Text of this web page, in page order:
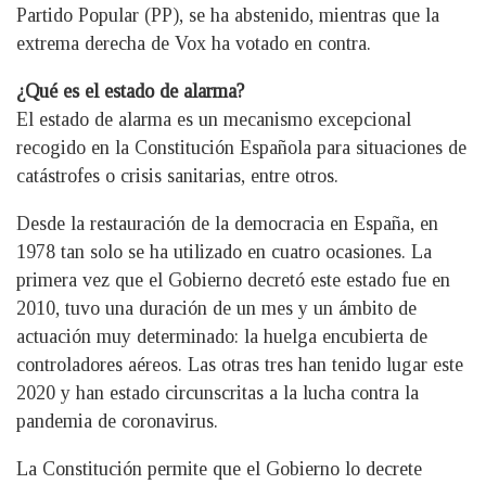
Partido Popular (PP), se ha abstenido, mientras que la
extrema derecha de Vox ha votado en contra.
¿Qué es el estado de alarma?
El estado de alarma es un mecanismo excepcional
recogido en la Constitución Española para situaciones de
catástrofes o crisis sanitarias, entre otros.
Desde la restauración de la democracia en España, en
1978 tan solo se ha utilizado en cuatro ocasiones. La
primera vez que el Gobierno decretó este estado fue en
2010, tuvo una duración de un mes y un ámbito de
actuación muy determinado: la huelga encubierta de
controladores aéreos. Las otras tres han tenido lugar este
2020 y han estado circunscritas a la lucha contra la
pandemia de coronavirus.
La Constitución permite que el Gobierno lo decrete